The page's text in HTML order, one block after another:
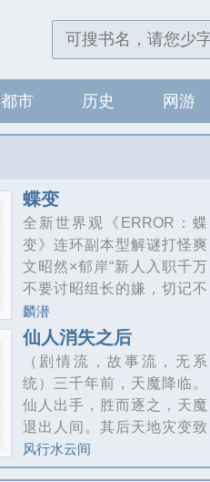
都市 历史 网游
蝶变
全新世界观《ERROR：蝶
变》连环副本型解谜打怪爽
文昭然×郁岸“新人入职千万
不要讨昭组长的嫌，切记不
要不听他的指挥擅自行动，
不要在他面前耍小心思，更
要小心绝对不要碰到他的
手。”郁岸：“记住了。”（指
遇到危险的时候抄起组长的
手就跑）——封设老师lof：
雀设更新频率：隔日更
麟潜
仙人消失之后
（剧情流，故事流，无系
统）三千年前，天魔降临。
仙人出手，胜而逐之，天魔
退出人间。其后天地灾变致
灵气衰弱，仙人消失，天魔
却化身神明，重新渗透人
风行水云间